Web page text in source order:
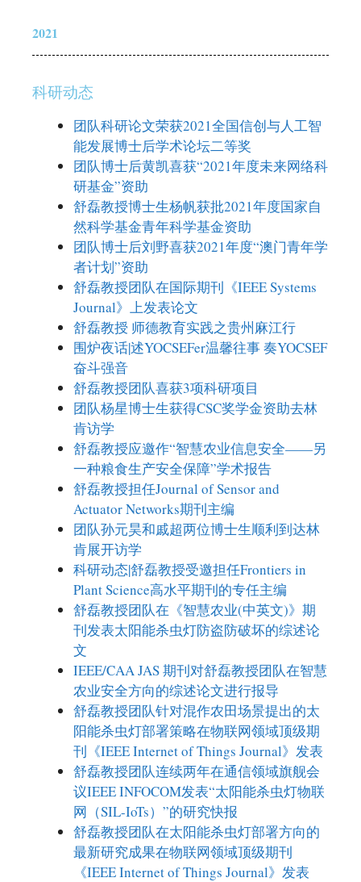
2021
科研动态
团队科研论文荣获2021全国信创与人工智
能发展博士后学术论坛二等奖
团队博士后黄凯喜获“2021年度未来网络科
研基金”资助
舒磊教授博士生杨帆获批2021年度国家自
然科学基金青年科学基金资助
团队博士后刘野喜获2021年度“澳门青年学
者计划”资助
舒磊教授团队在国际期刊《IEEE Systems
Journal》上发表论文
舒磊教授 师德教育实践之贵州麻江行
围炉夜话|述YOCSEFer温馨往事 奏YOCSEF
奋斗强音
舒磊教授团队喜获3项科研项目
团队杨星博士生获得CSC奖学金资助去林
肯访学
舒磊教授应邀作“智慧农业信息安全——另
一种粮食生产安全保障”学术报告
舒磊教授担任Journal of Sensor and
Actuator Networks期刊主编
团队孙元昊和戚超两位博士生顺利到达林
肯展开访学
科研动态|舒磊教授受邀担任Frontiers in
Plant Science高水平期刊的专任主编
舒磊教授团队在《智慧农业(中英文)》期
刊发表太阳能杀虫灯防盗防破坏的综述论
文
IEEE/CAA JAS 期刊对舒磊教授团队在智慧
农业安全方向的综述论文进行报导
舒磊教授团队针对混作农田场景提出的太
阳能杀虫灯部署策略在物联网领域顶级期
刊《IEEE Internet of Things Journal》发表
舒磊教授团队连续两年在通信领域旗舰会
议IEEE INFOCOM发表“太阳能杀虫灯物联
网（SIL-IoTs）”的研究快报
舒磊教授团队在太阳能杀虫灯部署方向的
最新研究成果在物联网领域顶级期刊
《IEEE Internet of Things Journal》发表